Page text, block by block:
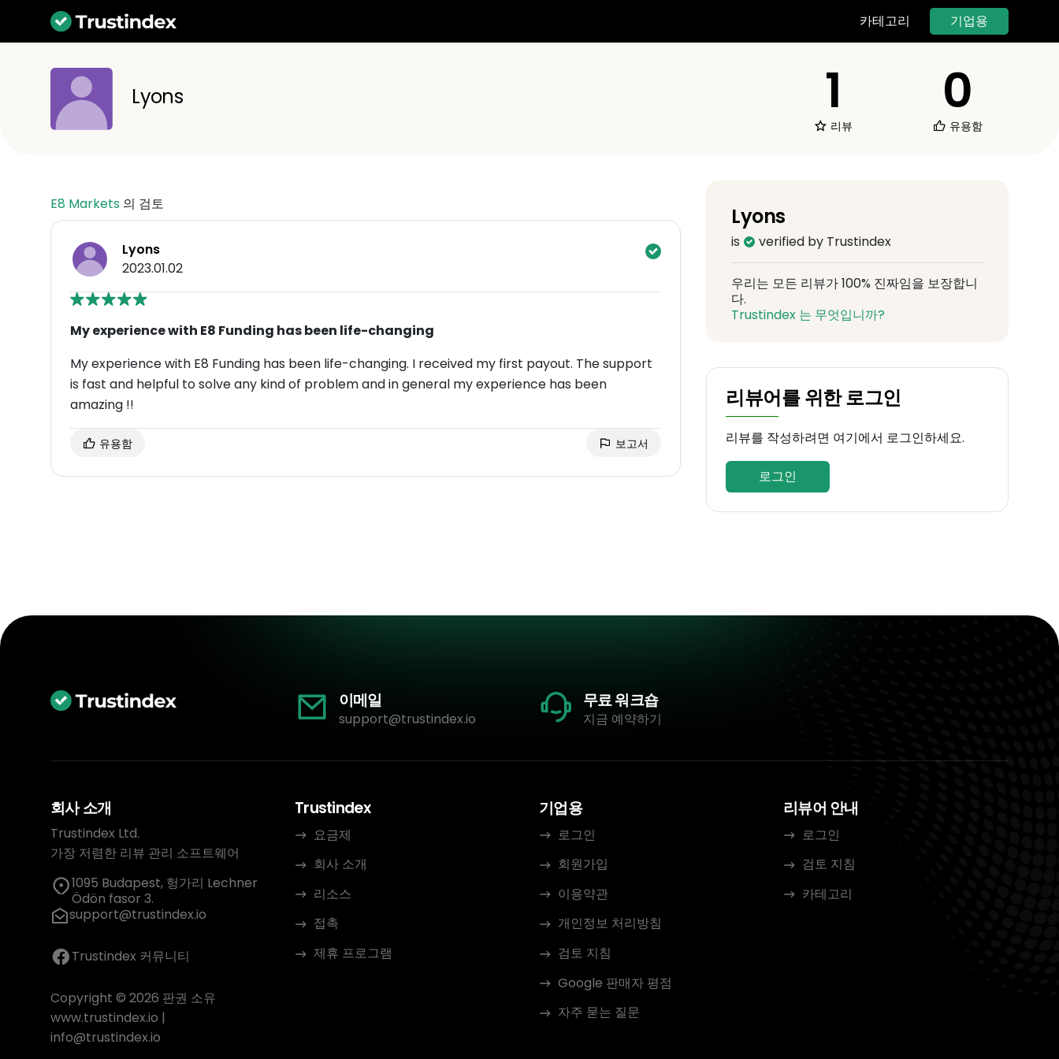
카테고리 기업용
Lyons 1
리뷰
0
유용함
E8 Markets 의 검토
Lyons
2023.01.02
My experience with E8 Funding has been life-changing
My experience with E8 Funding has been life-changing. I received my first payout. The support
is fast and helpful to solve any kind of problem and in general my experience has been
amazing !!
유용함 보고서
Lyons
is verified by Trustindex
우리는 모든 리뷰가 100% 진짜임을 보장합니
다.
Trustindex 는 무엇입니까?
리뷰어를 위한 로그인
리뷰를 작성하려면 여기에서 로그인하세요.
로그인
이메일
support@trustindex.io
무료 워크숍
지금 예약하기
회사 소개
Trustindex Ltd.
가장 저렴한 리뷰 관리 소프트웨어
1095 Budapest, 헝가리 Lechner
Ödön fasor 3.
support@trustindex.io
Trustindex 커뮤니티
Copyright © 2026 판권 소유
www.trustindex.io |
info@trustindex.io
Trustindex
요금제
회사 소개
리소스
접촉
제휴 프로그램
기업용
로그인
회원가입
이용약관
개인정보 처리방침
검토 지침
Google 판매자 평점
자주 묻는 질문
리뷰어 안내
로그인
검토 지침
카테고리